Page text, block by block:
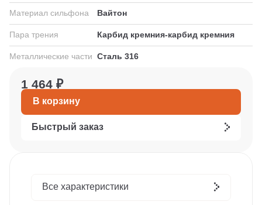
Материал сильфона Вайтон
Пара трения Карбид кремния-карбид кремния
Металлические части Сталь 316
1 464 ₽
В корзину
Быстрый заказ
Все характеристики